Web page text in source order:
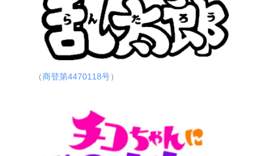
（商登第4470118号）